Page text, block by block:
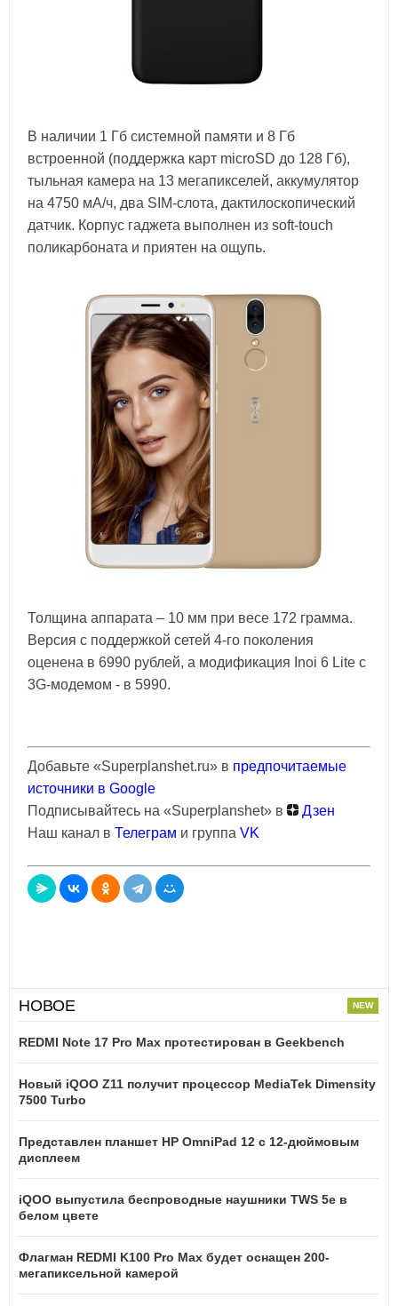
В наличии 1 Гб системной памяти и 8 Гб
встроенной (поддержка карт microSD до 128 Гб),
тыльная камера на 13 мегапикселей, аккумулятор
на 4750 мА/ч, два SIM-слота, дактилоскопический
датчик. Корпус гаджета выполнен из soft-touch
поликарбоната и приятен на ощупь.
Толщина аппарата – 10 мм при весе 172 грамма.
Версия с поддержкой сетей 4-го поколения
оценена в 6990 рублей, а модификация Inoi 6 Lite с
3G-модемом - в 5990.
Добавьте «Superplanshet.ru» в предпочитаемые
источники в Google
Подписывайтесь на «Superplanshet» в
Дзен
Наш канал в Телеграм и группа VK
НОВОЕ
REDMI Note 17 Pro Max протестирован в Geekbench
Новый iQOO Z11 получит процессор MediaTek Dimensity
7500 Turbo
Представлен планшет HP OmniPad 12 с 12-дюймовым
дисплеем
iQOO выпустила беспроводные наушники TWS 5e в
белом цвете
Флагман REDMI K100 Pro Max будет оснащен 200-
мегапиксельной камерой